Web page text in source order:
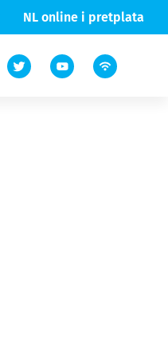
NL online i pretplata